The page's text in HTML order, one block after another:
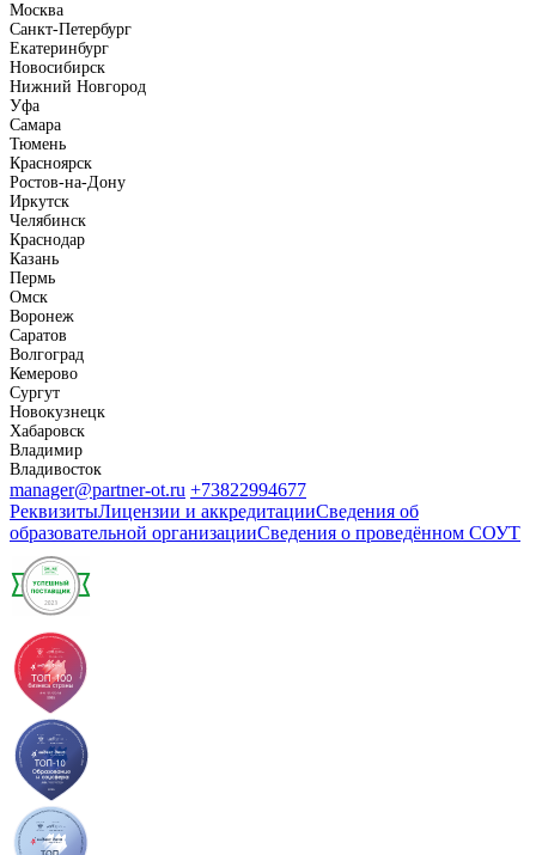
Москва
Санкт-Петербург
Екатеринбург
Новосибирск
Нижний Новгород
Уфа
Самара
Тюмень
Красноярск
Ростов-на-Дону
Иркутск
Челябинск
Краснодар
Казань
Пермь
Омск
Воронеж
Саратов
Волгоград
Кемерово
Сургут
Новокузнецк
Хабаровск
Владимир
Владивосток
manager@partner-ot.ru +73822994677
РеквизитыЛицензии и аккредитацииСведения об
образовательной организацииСведения о проведённом СОУТ